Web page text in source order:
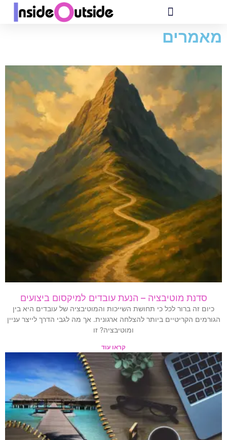
מאמרים
סדנת מוטיבציה – הנעת עובדים למיקסום ביצועים
כיום זה ברור לכל כי תחושת השייכות והמוטיבציה של עובדים היא בין
הגורמים הקריטיים ביותר להצלחה ארגונית. אך מה לגבי הדרך לייצר עניין
ומוטיבציה? זו
קראו עוד